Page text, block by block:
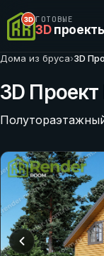
ГОТОВЫЕ
3D
Дома из бруса›3D
3D